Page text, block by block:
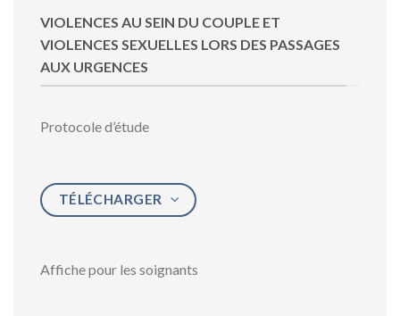
VIOLENCES AU SEIN DU COUPLE ET
VIOLENCES SEXUELLES LORS DES PASSAGES
AUX URGENCES
Protocole d’étude
TÉLÉCHARGER
Affiche pour les soignants